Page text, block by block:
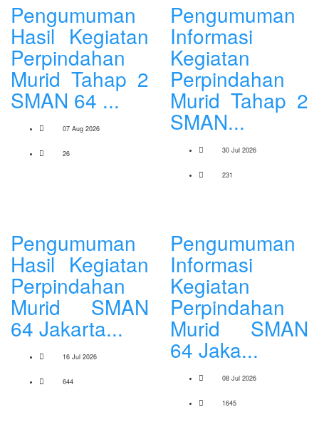
Pengumuman
Hasil Kegiatan
Perpindahan
Murid Tahap 2
SMAN 64 ...
07 Aug 2026
26
Pengumuman
Informasi
Kegiatan
Perpindahan
Murid Tahap 2
SMAN...
30 Jul 2026
231
Pengumuman
Hasil Kegiatan
Perpindahan
Murid SMAN
64 Jakarta...
16 Jul 2026
644
Pengumuman
Informasi
Kegiatan
Perpindahan
Murid SMAN
64 Jaka...
08 Jul 2026
1645